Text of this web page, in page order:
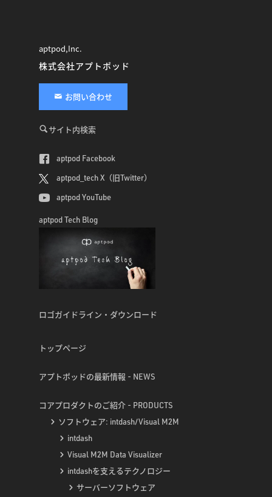
aptpod,Inc.
株式会社アプトポッド
お問い合わせ
サイト内検索
aptpod Facebook
aptpod_tech X（旧Twitter）
aptpod YouTube
aptpod Tech Blog
ロゴガイドライン・ダウンロード
トップページ
アプトポッドの最新情報 - NEWS
コアプロダクトのご紹介 - PRODUCTS
ソフトウェア: intdash/Visual M2M
intdash
Visual M2M Data Visualizer
intdashを支えるテクノロジー
サーバーソフトウェア